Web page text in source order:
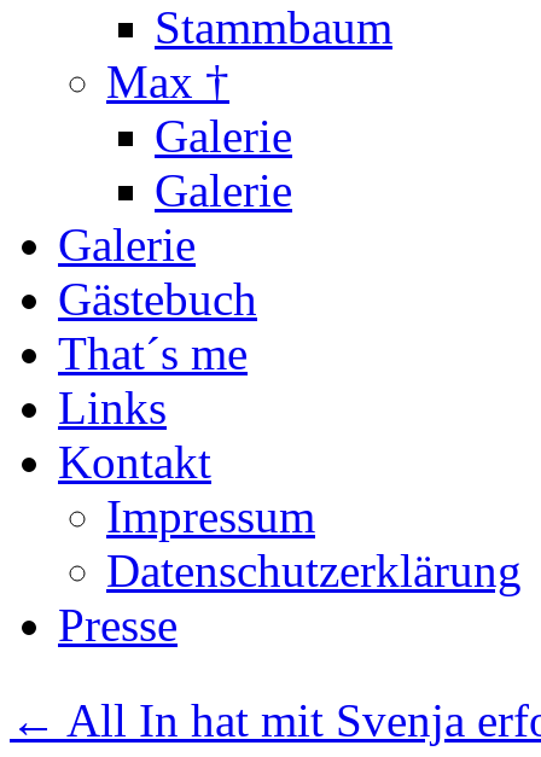
Stammbaum
Max †
Galerie
Galerie
Galerie
Gästebuch
That´s me
Links
Kontakt
Impressum
Datenschutzerklärung
Presse
← All In hat mit Svenja